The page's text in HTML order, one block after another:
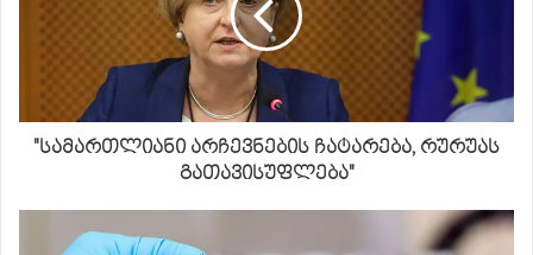
"სამართლიანი არჩევნების ჩატარება, რურუას
გათავისუფლება"